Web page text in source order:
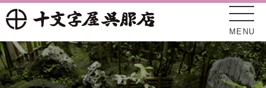
MENU
新着情報